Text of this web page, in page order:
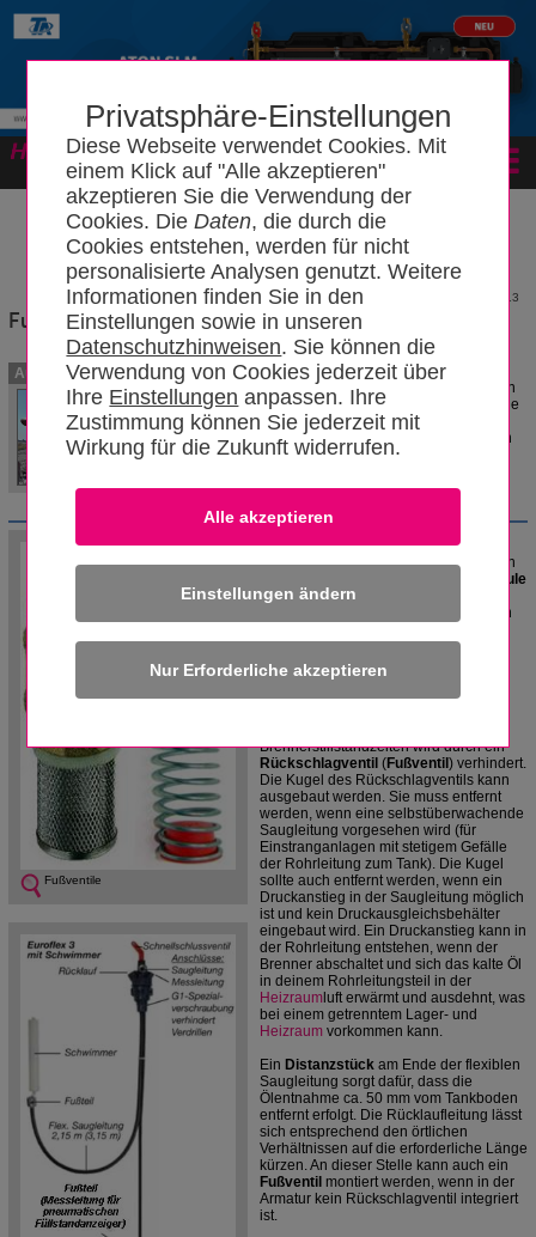
Privatsphäre-Einstellungen
Diese Webseite verwendet Cookies. Mit
einem Klick auf "Alle akzeptieren"
akzeptieren Sie die Verwendung der
Cookies. DieDaten, die durch die
Cookies entstehen, werden für nicht
personalisierte Analysen genutzt. Weitere
Informationen finden Sie in den
Einstellungen sowie in unseren
Datenschutzhinweisen. Sie können die
Verwendung von Cookies jederzeit über
Ihre Einstellungen anpassen. Ihre
Zustimmung können Sie jederzeit mit
Wirkung für die Zukunft widerrufen.
Einstellungen ändern
2013
Fußventil
Autoren
Ein Fußventil (Rückschlagventil,
Rückflussverhinderer) wird immer dann
notwendig, wenn eine Flüssigkeitssäule
nach dem Abschalten einer Pumpe
(Ölbrenner, Wasserversorgung) stehen
bleiben muss, damit nach dem
Flüssigkeitstransport behindert.
Fußventile
EinFußventil(Rückschlagventil,
Rückflussverhinderer) wird immer dann
Flüssigkeitssäule
nach dem Abschalten einer
versorgung) stehen
Wiedereinschalten keineLuftden
Flüssigkeitstransport behindert. Das
Bauteil sitzt am unteren Ende der
Saugleitung (Fußpunkt).
Brennerstillstandzeiten wird durch ein
Rückschlagventil (Fußventil ) verhindert.
Die Kugel des Rückschlagventils kann
ausgebaut werden. Sie muss entfernt
werden, wenn eine selbstüberwachende
Saugleitung vorgesehen wird (für
Einstranganlagen mit stetigem Gefälle
der Rohrleitung zum Tank). Die Kugel
sollte auch entfernt werden, wenn ein
Druckanstieg in der Saugleitung möglich
ist und kein Druckausgleichsbehälter
eingebaut wird. Ein Druckanstieg kann in
der Rohrleitung entstehen, wenn der
Brenner abschaltet und sich das kalte Öl
in deinem Rohrleitungsteil in der
Heizraum luft erwärmt und ausdehnt, was
bei einem getrenntem Lager- und
Heizraum vorkommen kann.
Ein Distanzstück am Ende der flexiblen
Saugleitung sorgt dafür, dass die
Ölentnahme ca. 50 mm vom Tankboden
entfernt erfolgt. Die Rücklaufleitung lässt
sich entsprechend den örtlichen
Verhältnissen auf die erforderliche Länge
kürzen. An dieser Stelle kann auch ein
Fußventil montiert werden, wenn in der
Armatur kein Rückschlagventil integriert
ist.